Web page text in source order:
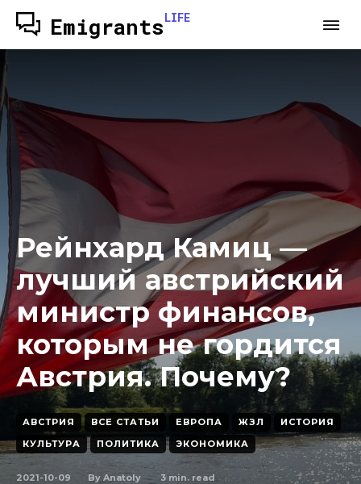
EmigrantsLIFE
Рейнхард Камиц —
лучший австрийский
министр финансов,
которым не гордится
Австрия. Почему?
АВСТРИЯ ВСЕ СТАТЬИ ЕВРОПА ЖЗЛ
ИСТОРИЯ
КУЛЬТУРА
ПОЛИТИКА ЭКОНОМИКА
2021-10-09 By Anatoly 3 min. read